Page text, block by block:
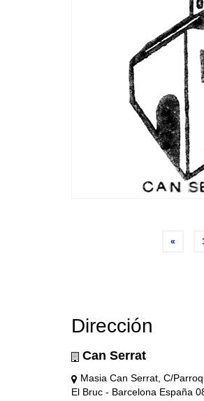
Navegación
«
Dirección
Can Serrat
Masia Can Serrat, C/
El Bruc - Barcelona España